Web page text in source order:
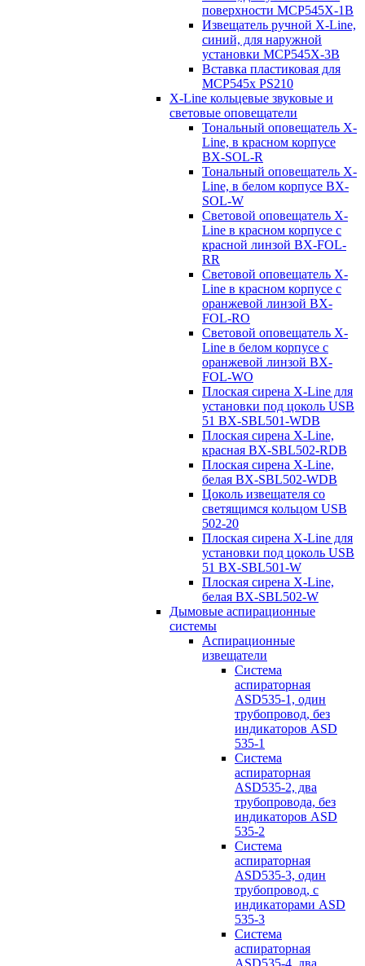
поверхности MCP545X-1B
Извещатель ручной X-Line,
синий, для наружной
установки MCP545X-3B
Вставка пластиковая для
MCP545х PS210
X-Line кольцевые звуковые и
световые оповещатели
Тональный оповещатель X-
Line, в красном корпусе
BX-SOL-R
Тональный оповещатель X-
Line, в белом корпусе BX-
SOL-W
Световой оповещатель X-
Line в красном корпусе с
красной линзой BX-FOL-
RR
Световой оповещатель X-
Line в красном корпусе с
оранжевой линзой BX-
FOL-RO
Световой оповещатель X-
Line в белом корпусе с
оранжевой линзой BX-
FOL-WO
Плоская сирена X-Line для
установки под цоколь USB
51 BX-SBL501-WDB
Плоская сирена X-Line,
красная BX-SBL502-RDB
Плоская сирена X-Line,
белая BX-SBL502-WDB
Цоколь извещателя со
светящимся кольцом USB
502-20
Плоская сирена X-Line для
установки под цоколь USB
51 BX-SBL501-W
Плоская сирена X-Line,
белая BX-SBL502-W
Дымовые аспирационные
системы
Аспирационные
извещатели
Система
аспираторная
ASD535-1, один
трубопровод, без
индикаторов ASD
535-1
Система
аспираторная
ASD535-2, два
трубопровода, без
индикаторов ASD
535-2
Система
аспираторная
ASD535-3, один
трубопровод, с
индикаторами ASD
535-3
Система
аспираторная
ASD535-4, два